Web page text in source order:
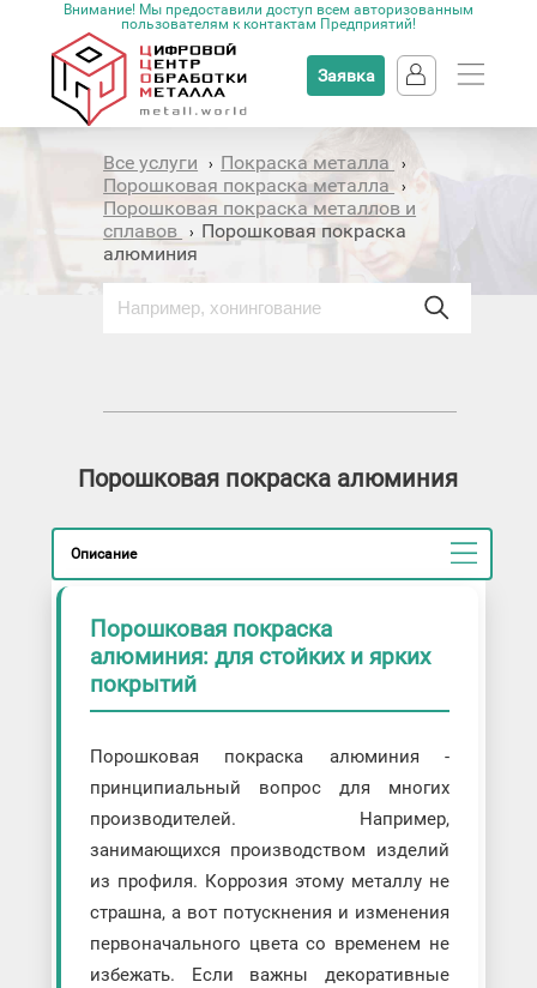
Внимание! Мы предоставили доступ всем авторизованным
пользователям к контактам Предприятий!
Заявка
Все услуги › Покраска металла ›
Порошковая покраска металла ›
Порошковая покраска металлов и
сплавов
› Порошковая покраска
алюминия
Порошковая покраска алюминия
Описание
Порошковая покраска
алюминия: для стойких и ярких
покрытий
Порошковая покраска алюминия -
принципиальный вопрос для многих
производителей. Например,
занимающихся производством изделий
из профиля. Коррозия этому металлу не
страшна, а вот потускнения и изменения
первоначального цвета со временем не
избежать. Если важны декоративные